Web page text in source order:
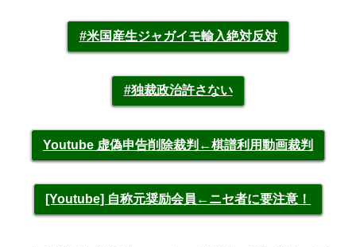
#米国産生ジャガイモ輸入絶対反対
#独裁政治許さない
Youtube 虚偽申告削除裁判←棋譜利用動画裁判
[Youtube] 自称元奨励会員←ニセ者に要注意！